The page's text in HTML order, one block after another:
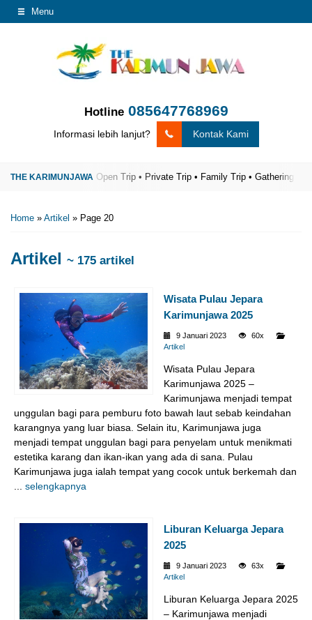
Menu
Hotline 085647768969
Informasi lebih lanjut? Kontak Kami
Terpercaya Open Trip • Private Trip • Family Trip • Gathering The
Home » Artikel » Page 20
Artikel ~ 175 artikel
Wisata Pulau Jepara
Karimunjawa 2025
9 Januari 2023
60x
Artikel
Wisata Pulau Jepara
Karimunjawa 2025 –
Karimunjawa menjadi tempat
unggulan bagi para pemburu foto bawah laut sebab keindahan
karangnya yang luar biasa. Selain itu, Karimunjawa juga
menjadi tempat unggulan bagi para penyelam untuk menikmati
estetika karang dan ikan-ikan yang ada di sana. Pulau
Karimunjawa juga ialah tempat yang cocok untuk berkemah dan
selengkapnya
Liburan Keluarga Jepara
2025
9 Januari 2023
63x
Artikel
Liburan Keluarga Jepara 2025
– Karimunjawa menjadi